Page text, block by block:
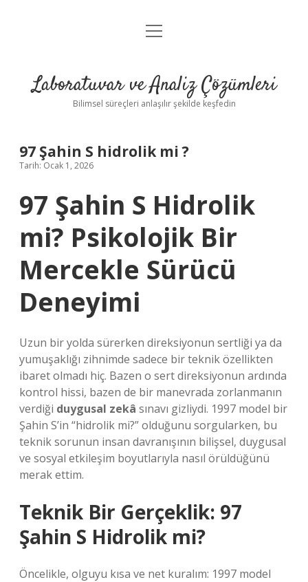
Anasayfa
Yasal Uyarı
menüyü
Laboratuvar ve Analiz Çözümleri
Bilimsel süreçleri anlaşılır şekilde keşfedin
97 Şahin S hidrolik mi ?
Tarih: Ocak 1, 2026
97 Şahin S Hidrolik
mi? Psikolojik Bir
Mercekle Sürücü
Deneyimi
Uzun bir yolda sürerken direksiyonun sertliği ya da
yumuşaklığı zihnimde sadece bir teknik özellikten
ibaret olmadı hiç. Bazen o sert direksiyonun ardında
kontrol hissi, bazen de bir manevrada zorlanmanın
verdiği duygusal zekâ sınavı gizliydi. 1997 model bir
Şahin S’in “hidrolik mi?” olduğunu sorgularken, bu
teknik sorunun insan davranışının bilişsel, duygusal
ve sosyal etkileşim boyutlarıyla nasıl örüldüğünü
merak ettim.
Teknik Bir Gerçeklik: 97
Şahin S Hidrolik mi?
Öncelikle, olguyu kısa ve net kuralım: 1997 model